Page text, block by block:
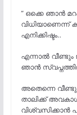
” ഒക്കെ ഞാൻ
വിധിയാണെന്ന്
എനിക്കിഷ്ടം..
എന്നാൽ വീണ്ടും
ഞാൻ
അതെന്നെ
താലിക്ക്
വിശ്വസിക്കാൻ